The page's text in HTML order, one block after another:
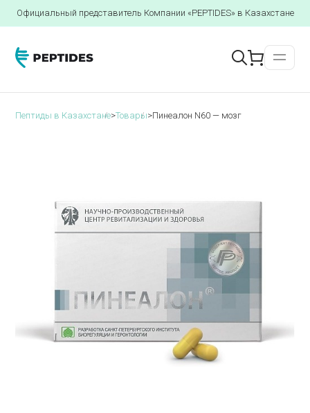
Официальный представитель Компании «PEPTIDES» в Казахстане
Пептиды в Казахстане>Товары>Пинеалон N60 — мозг